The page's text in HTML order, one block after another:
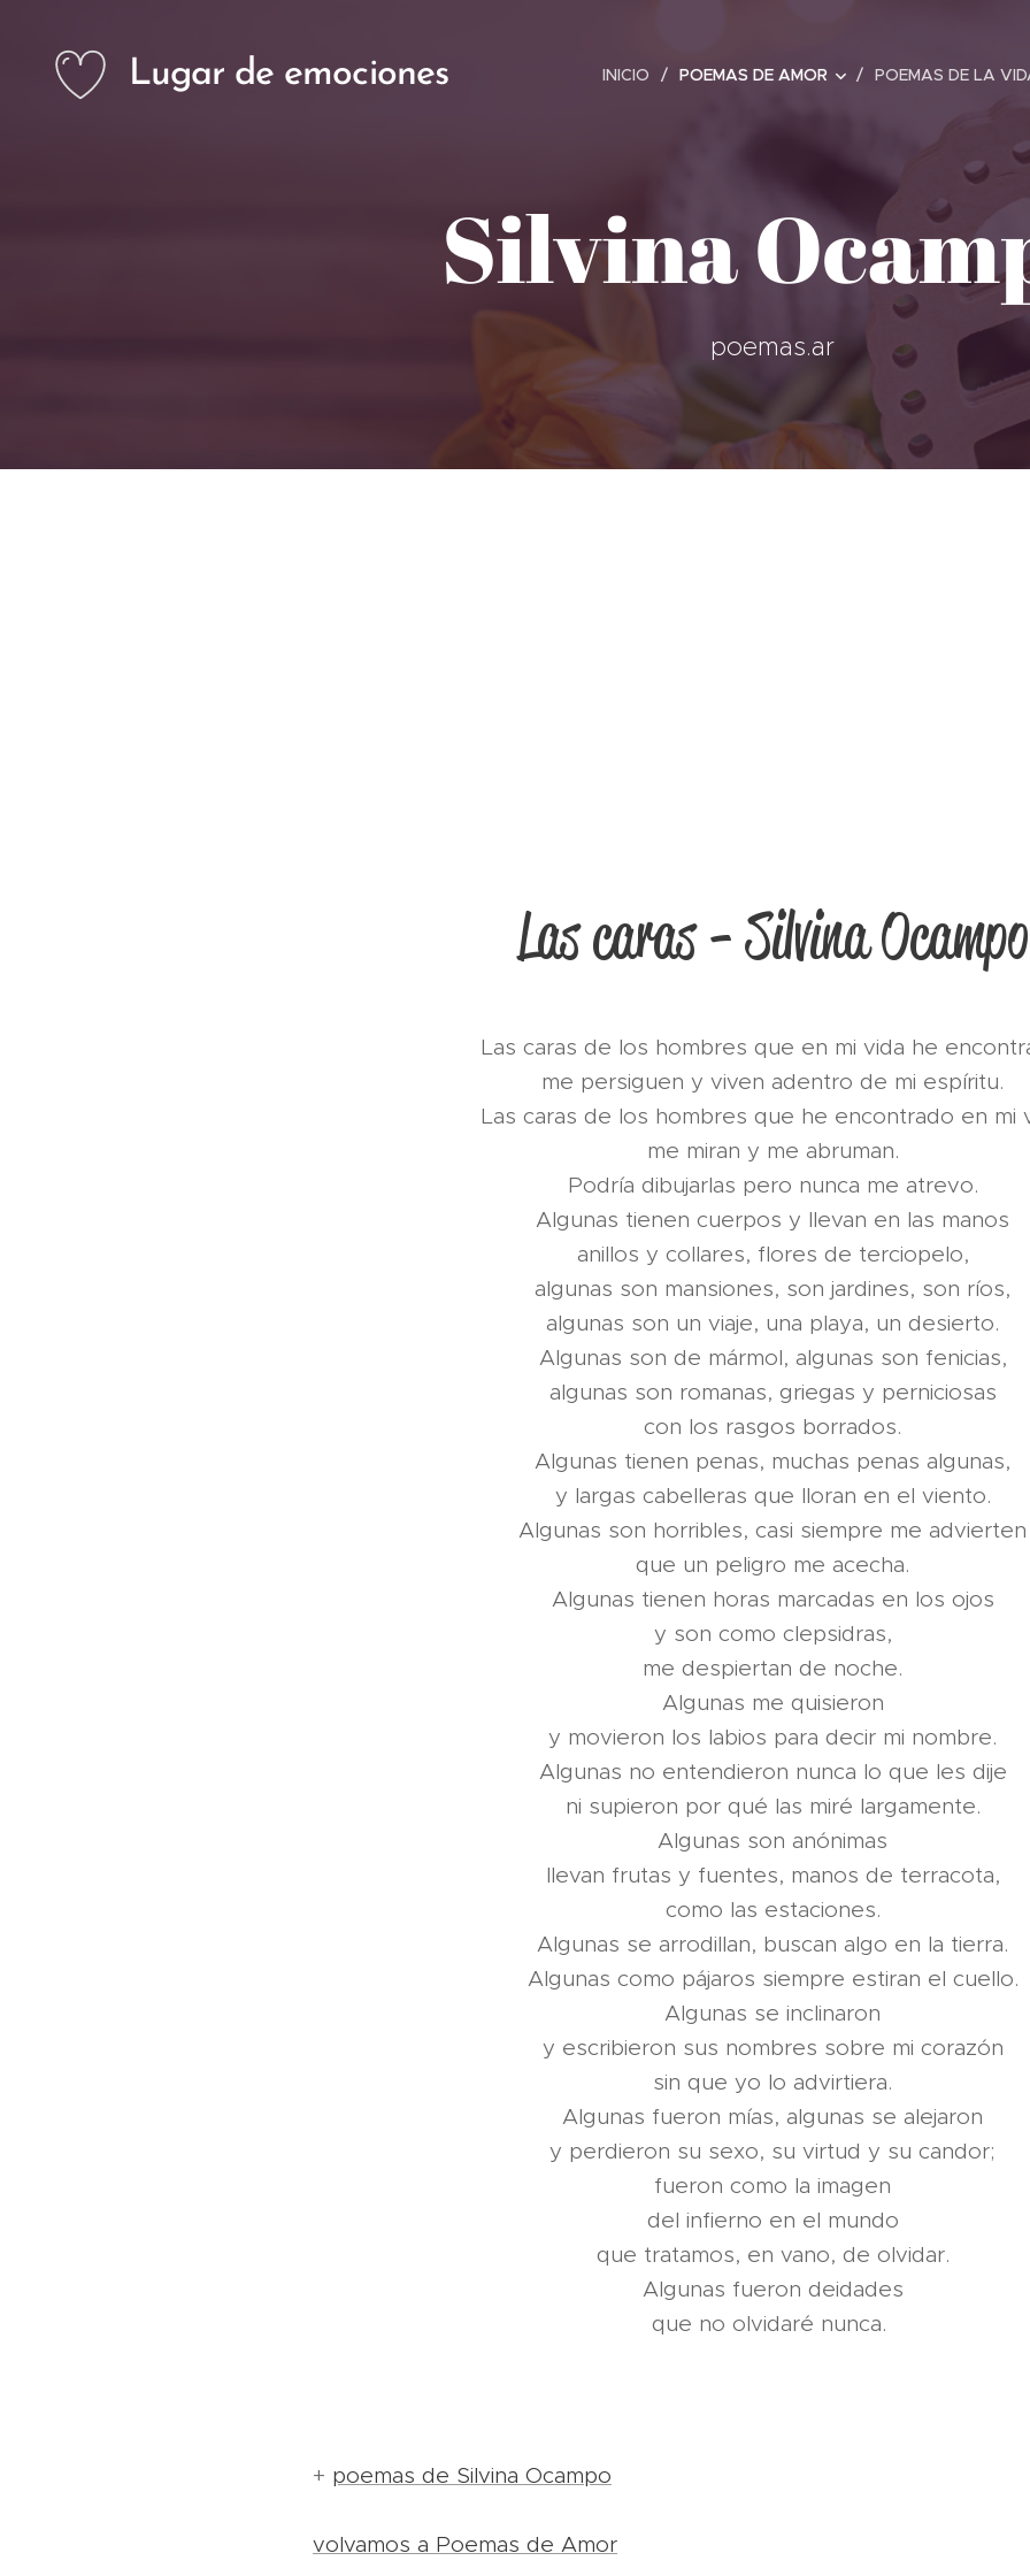
Lugar de emociones INICIO POEMAS DE AMOR POEMAS DE LA
Silvina
poemas.ar
Las caras - Silvina Ocampo
Las caras de los hombres que en mi vida he
me persiguen y viven adentro de mi espíritu.
Las caras de los hombres que he encontrado en mi
me miran y me abruman.
Podría dibujarlas pero nunca me atrevo.
Algunas tienen cuerpos y llevan en las manos
anillos y collares, flores de terciopelo,
algunas son mansiones, son jardines, son ríos,
algunas son un viaje, una playa, un desierto.
Algunas son de mármol, algunas son fenicias,
algunas son romanas, griegas y perniciosas
con los rasgos borrados.
Algunas tienen penas, muchas penas algunas,
y largas cabelleras que lloran en el viento.
Algunas son horribles, casi siempre me advierten
que un peligro me acecha.
Algunas tienen horas marcadas en los ojos
y son como clepsidras,
me despiertan de noche.
Algunas me quisieron
y movieron los labios para decir mi nombre.
Algunas no entendieron nunca lo que les dije
ni supieron por qué las miré largamente.
Algunas son anónimas
llevan frutas y fuentes, manos de terracota,
como las estaciones.
Algunas se arrodillan, buscan algo en la tierra.
Algunas como pájaros siempre estiran el cuello.
Algunas se inclinaron
y escribieron sus nombres sobre mi corazón
sin que yo lo advirtiera.
Algunas fueron mías, algunas se alejaron
y perdieron su sexo, su virtud y su candor;
fueron como la imagen
del infierno en el mundo
que tratamos, en vano, de olvidar.
Algunas fueron deidades
que no olvidaré nunca.
+ poemas de Silvina Ocampo
volvamos a Poemas de Amor